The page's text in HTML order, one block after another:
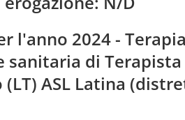
l'anno 2024 -
sanitaria di
(LT) ASL Latina